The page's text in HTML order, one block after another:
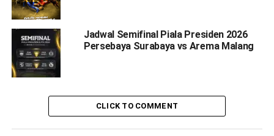
Jadwal Semifinal Piala Presiden 2026
Persebaya Surabaya vs Arema Malang
CLICK TO COMMENT